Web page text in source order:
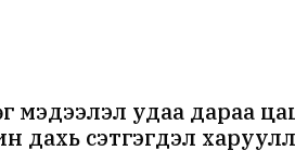
мэдээлэл удаа дараа
дахь сэтгэгдэл